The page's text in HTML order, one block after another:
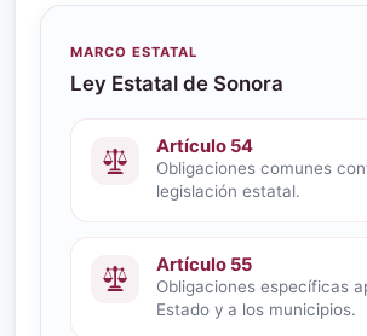
MARCO ESTATAL
Ley Estatal de Sonora
Artículo 54
Obligaciones comunes
legislación estatal.
Artículo 55
Obligaciones específicas
Estado y a los municipios.